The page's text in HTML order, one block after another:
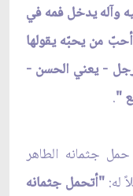
وآله يدخل فمه في
من يحبّه يقولها
- يعني الحسن -
"
.
جثمانه الطاهر
له:"أتحمل جثمانه